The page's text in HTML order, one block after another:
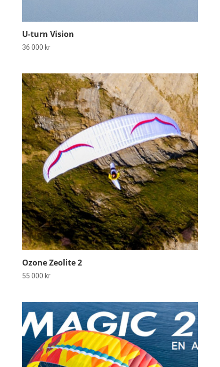
U-turn Vision
36 000 kr
Ozone Zeolite 2
55 000 kr